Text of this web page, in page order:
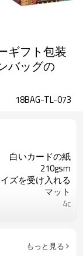
ギフト包装
バッグの
18BAG-TL-073
白いカードの紙
210gsm
ズを受け入れる
マット
4c
もっと見る